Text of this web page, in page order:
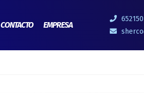
CONTACTO EMPRESA
SOPORTE
SE